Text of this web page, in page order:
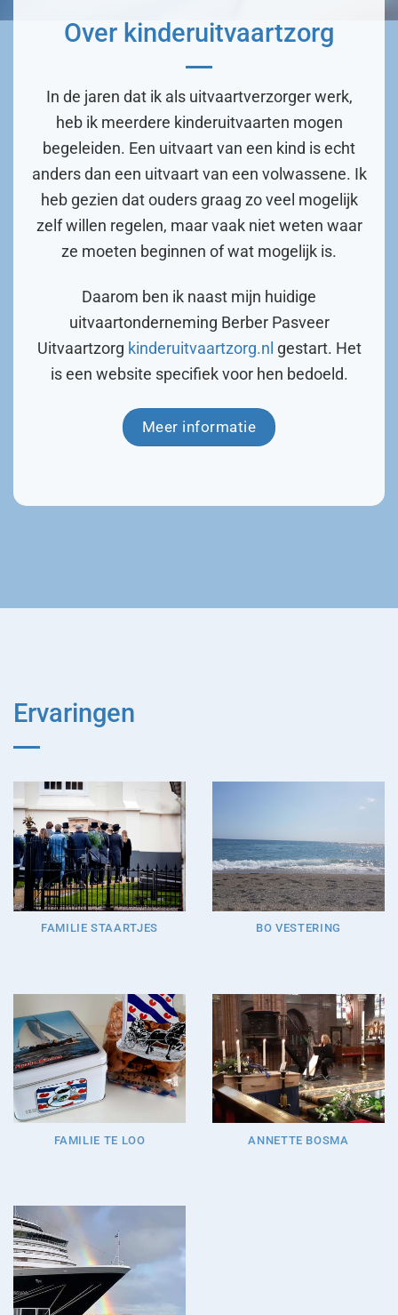
Over kinderuitvaartzorg
In de jaren dat ik als uitvaartverzorger werk,
heb ik meerdere kinderuitvaarten mogen
begeleiden. Een uitvaart van een kind is echt
anders dan een uitvaart van een volwassene. Ik
heb gezien dat ouders graag zo veel mogelijk
zelf willen regelen, maar vaak niet weten waar
ze moeten beginnen of wat mogelijk is.
Daarom ben ik naast mijn huidige
uitvaartonderneming Berber Pasveer
Uitvaartzorg kinderuitvaartzorg.nl gestart. Het
is een website specifiek voor hen bedoeld.
Meer informatie
Ervaringen
FAMILIE STAARTJES BO VESTERING
FAMILIE TE LOO ANNETTE BOSMA